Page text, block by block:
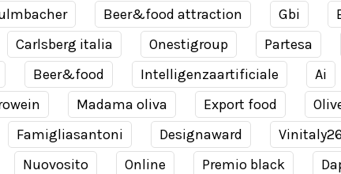
Beer&food attraction Gbi
Carlsberg italia Onestigroup Partesa
Beer&food Intelligenzaartificiale Ai
Madama oliva Export food
Famigliasantoni Designaward Vinitaly26
Nuovosito Online Premio black